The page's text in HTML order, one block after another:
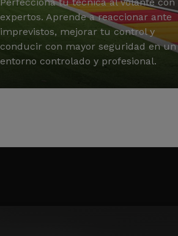
expertos. Aprende a reaccionar ante
imprevistos, mejorar tu control y
conducir con mayor seguridad en un
entorno controlado y profesional.